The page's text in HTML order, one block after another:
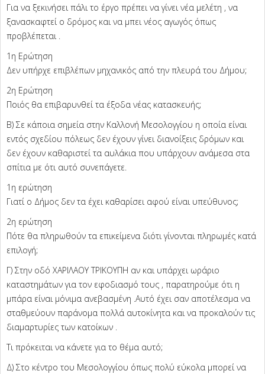
Για να ξεκινήσει πάλι το έργο πρέπει να γίνει νέα μελέτη , να
ξανασκαφτεί ο δρόμος και να μπει νέος αγωγός όπως
προβλέπεται .
1η Ερώτηση
Δεν υπήρχε επιβλέπων μηχανικός από την πλευρά του Δήμου;
2η Ερώτηση
Ποιός θα επιβαρυνθεί τα έξοδα νέας κατασκευής;
Β) Σε κάποια σημεία στην Καλλονή Μεσολογγίου η οποία είναι
εντός σχεδίου πόλεως δεν έχουν γίνει διανοίξεις δρόμων και
δεν έχουν καθαριστεί τα αυλάκια που υπάρχουν ανάμεσα στα
σπίτια με ότι αυτό συνεπάγετε.
1η ερώτηση
Γιατί ο Δήμος δεν τα έχει καθαρίσει αφού είναι υπεύθυνος;
2η ερώτηση
Πότε θα πληρωθούν τα επικείμενα διότι γίνονται πληρωμές κατά
επιλογή;
Γ) Στην οδό ΧΑΡΙΛΑΟΥ ΤΡΙΚΟΥΠΗ αν και υπάρχει ωράριο
καταστημάτων για τον εφοδιασμό τους , παρατηρούμε ότι η
μπάρα είναι μόνιμα ανεβασμένη .Αυτό έχει σαν αποτέλεσμα να
σταθμεύουν παράνομα πολλά αυτοκίνητα και να προκαλούν τις
διαμαρτυρίες των κατοίκων .
Τι πρόκειται να κάνετε για το θέμα αυτό;
Δ) Στο κέντρο του Μεσολογγίου όπως πολύ εύκολα μπορεί να